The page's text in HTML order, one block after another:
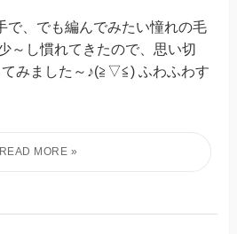
で、でも編んでみたい憧れの毛
～し慣れてきたので、思い切
みました～♪(≧▽≦) ふわふわす